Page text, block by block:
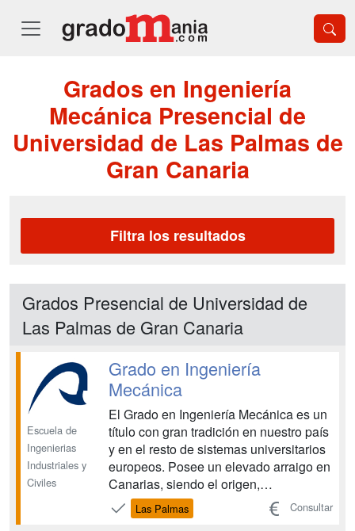
Grados en Ingeniería
Mecánica Presencial de
Universidad de Las Palmas de
Gran Canaria
Filtra los resultados
Grados Presencial de Universidad de
Las Palmas de Gran Canaria
Escuela de
Ingenierias
Industriales y
Civiles
Grado en Ingeniería
Mecánica
El Grado en Ingeniería Mecánica es un
título con gran tradición en nuestro país
y en el resto de sistemas universitarios
europeos. Posee un elevado arraigo en
Canarias, siendo el origen,
conjuntamente con otras titulaciones,
de la creación de la Universidad
Las Palmas Consultar